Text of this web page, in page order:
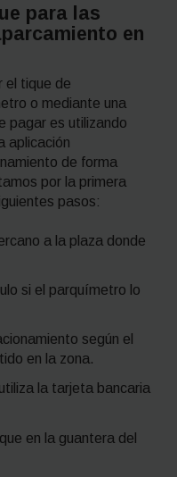
para las
en
el tique de
o mediante una
pagar es utilizando
aplicación
de forma
por la primera
pasos:
a la plaza donde
si el parquímetro lo
según el
en la zona.
la tarjeta bancaria
en la guantera del